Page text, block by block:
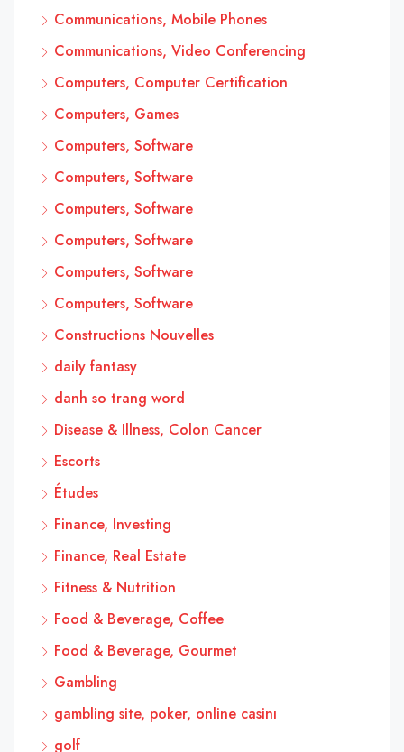
Communications, Mobile Phones
Communications, Video Conferencing
Computers, Computer Certification
Computers, Games
Computers, Software
Computers, Software
Computers, Software
Computers, Software
Computers, Software
Computers, Software
Constructions Nouvelles
daily fantasy
danh so trang word
Disease & Illness, Colon Cancer
Escorts
Études
Finance, Investing
Finance, Real Estate
Fitness & Nutrition
Food & Beverage, Coffee
Food & Beverage, Gourmet
Gambling
gambling site, poker, online casinı
golf